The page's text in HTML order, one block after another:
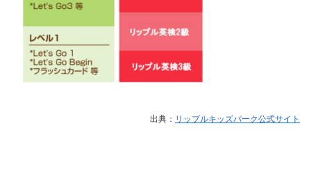
出典： リップルキッズパーク公式サイト